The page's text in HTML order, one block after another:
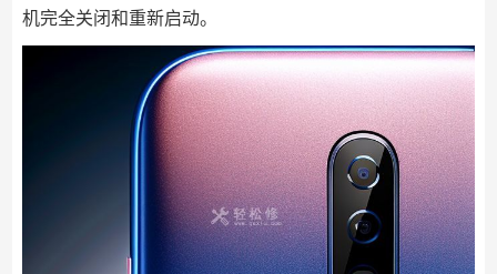
机完全关闭和重新启动。